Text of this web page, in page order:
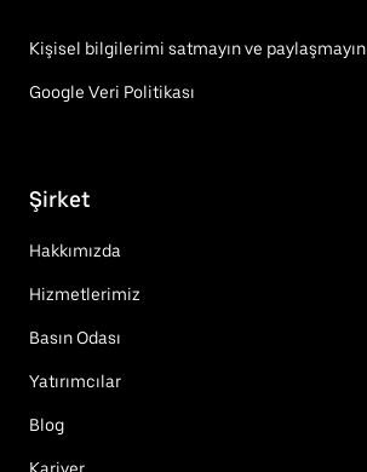
Kişisel bilgilerimi satmayın ve paylaşmayın
Google Veri Politikası
Şirket
Hakkımızda
Hizmetlerimiz
Basın Odası
Yatırımcılar
Blog